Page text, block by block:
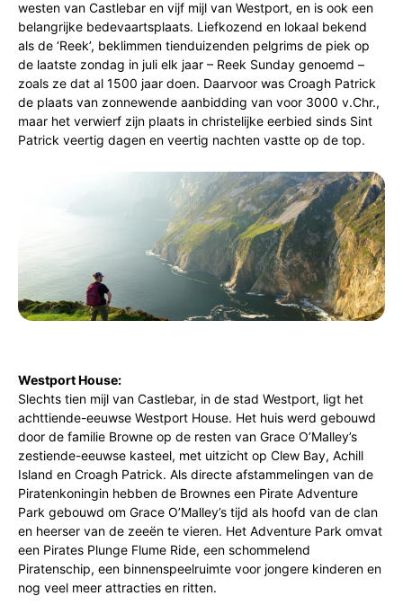
westen van Castlebar en vijf mijl van Westport, en is ook een
belangrijke bedevaartsplaats. Liefkozend en lokaal bekend
als de ‘Reek’, beklimmen tienduizenden pelgrims de piek op
de laatste zondag in juli elk jaar – Reek Sunday genoemd –
zoals ze dat al 1500 jaar doen. Daarvoor was Croagh Patrick
de plaats van zonnewende aanbidding van voor 3000 v.Chr.,
maar het verwierf zijn plaats in christelijke eerbied sinds Sint
Patrick veertig dagen en veertig nachten vastte op de top.
Westport House:
Slechts tien mijl van Castlebar, in de stad Westport, ligt het
achttiende-eeuwse Westport House. Het huis werd gebouwd
door de familie Browne op de resten van Grace O’Malley’s
zestiende-eeuwse kasteel, met uitzicht op Clew Bay, Achill
Island en Croagh Patrick. Als directe afstammelingen van de
Piratenkoningin hebben de Brownes een Pirate Adventure
Park gebouwd om Grace O’Malley’s tijd als hoofd van de clan
en heerser van de zeeën te vieren. Het Adventure Park omvat
een Pirates Plunge Flume Ride, een schommelend
Piratenschip, een binnenspeelruimte voor jongere kinderen en
nog veel meer attracties en ritten.